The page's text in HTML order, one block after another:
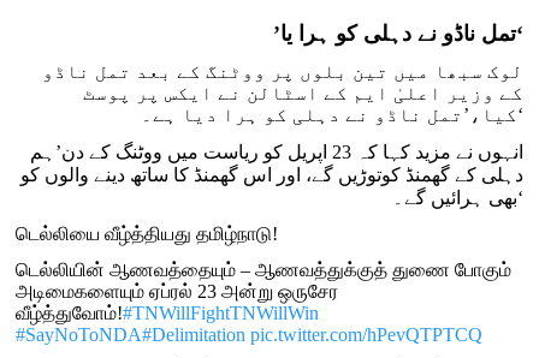
’تمل ناڈو نے دہلی کو ہرا یا‘
لوک سبھا میں تین بلوں پر ووٹنگ کے بعد تمل ناڈو
کے وزیر اعلیٰ ایم کے اسٹالن نے ایکس پر پوسٹ
کیا،’تمل ناڈو نے دہلی کو ہرا دیا ہے۔‘
انہوں نے مزید کہا کہ 23 اپریل کو ریاست میں ووٹنگ کے دن’ہم
دہلی کے گھمنڈ کوتوڑیں گے، اور اس گھمنڈ کا ساتھ دینے والوں کو
بھی ہرائیں گے۔‘
டெல்லியை வீழ்த்தியது தமிழ்நாடு!
டெல்லியின் ஆணவத்தையும் – ஆணவத்துக்குத் துணை போகும்
அடிமைகளையும் ஏப்ரல் 23 அன்று ஒருசேர
வீழ்த்துவோம்!#TNWillFightTNWillWin
#SayNoToNDA#Delimitation pic.twitter.com/hPevQTPTCQ